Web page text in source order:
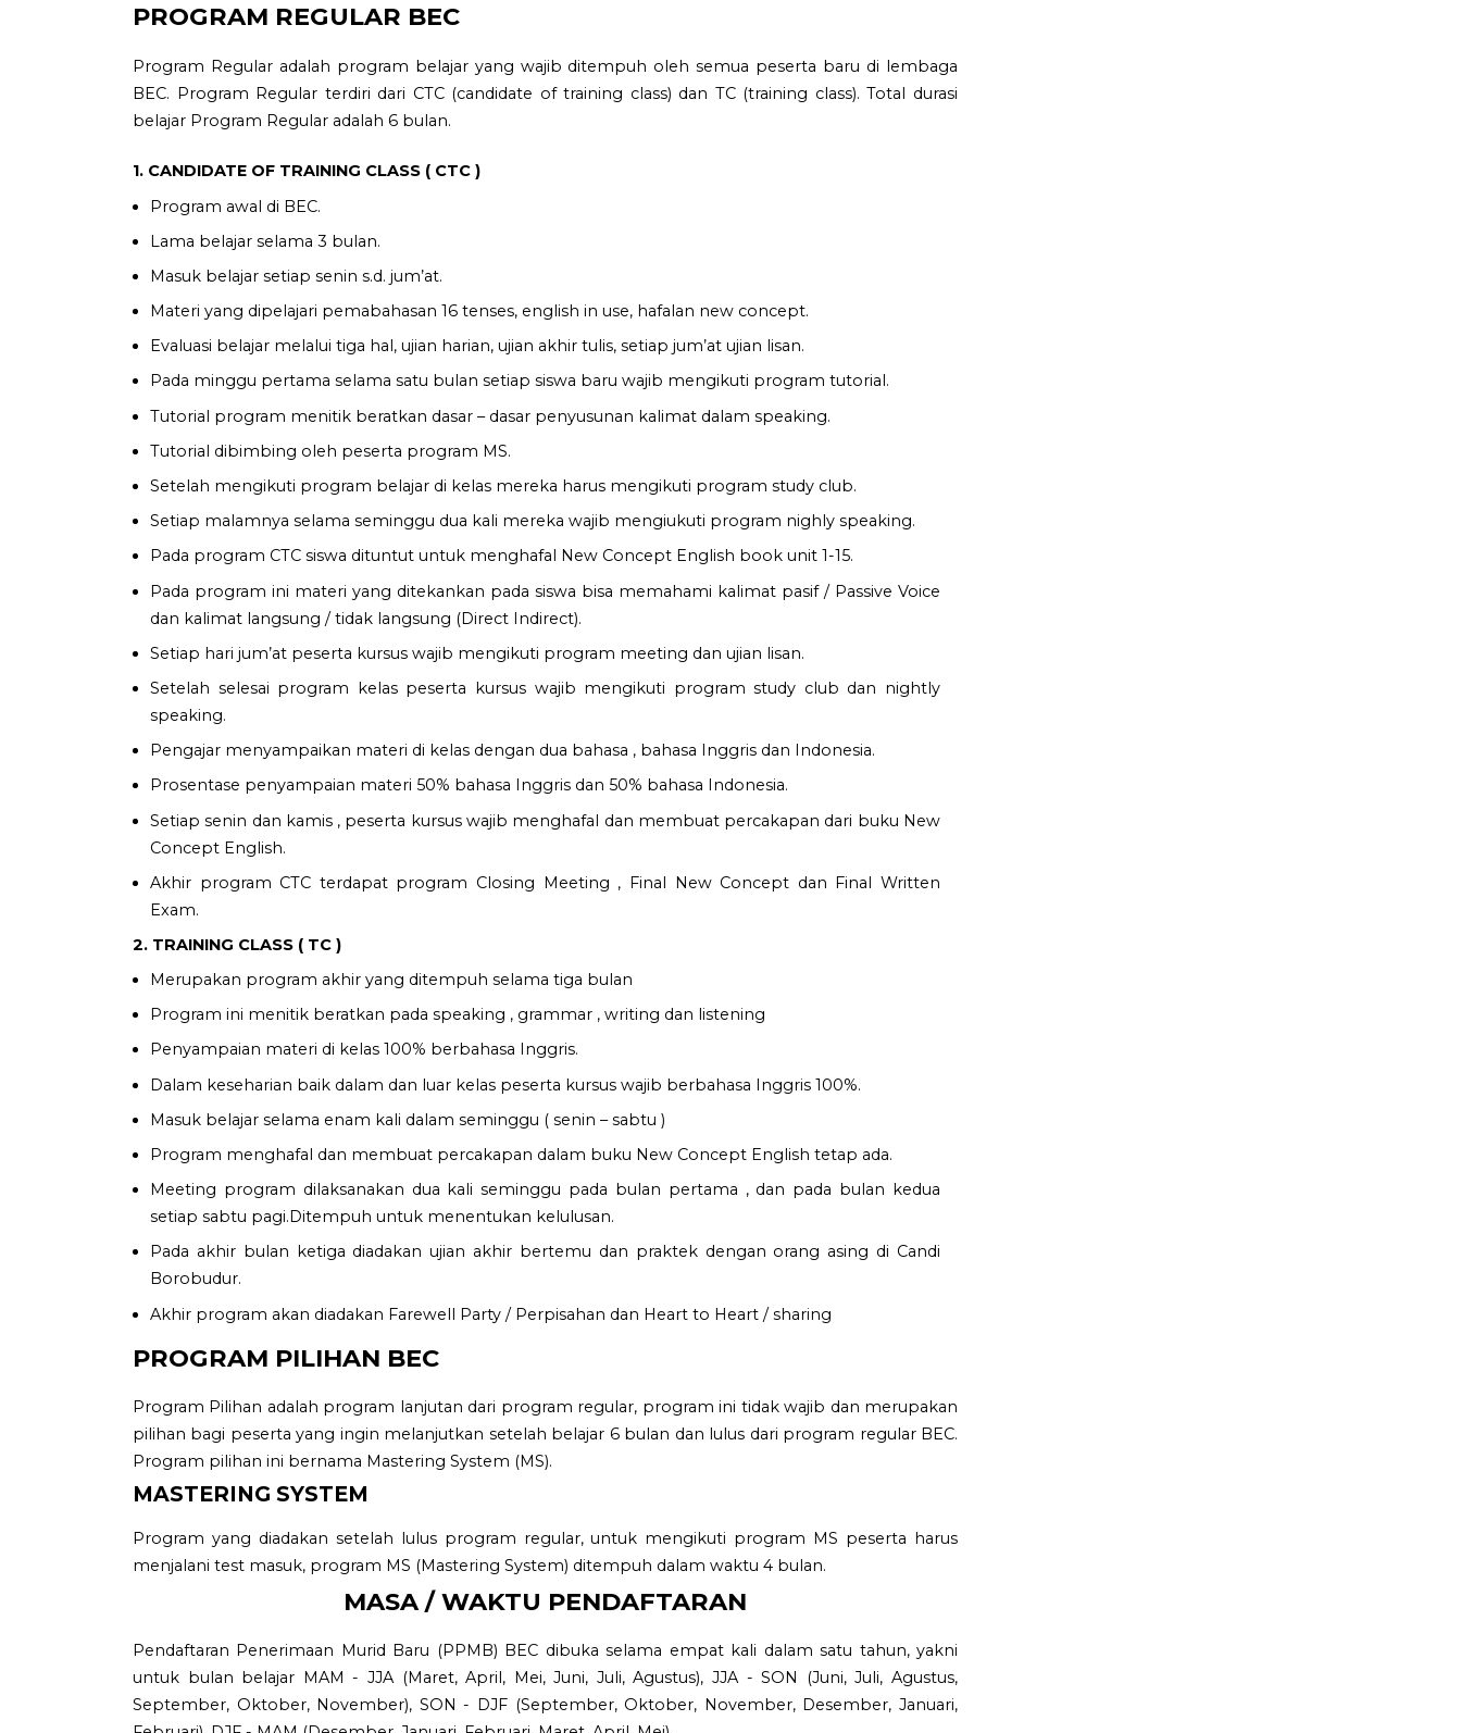
PROGRAM REGULAR BEC
Program Regular adalah program belajar yang wajib ditempuh oleh semua peserta baru di lembaga
BEC. Program Regular terdiri dari CTC (candidate of training class) dan TC (training class). Total durasi
belajar Program Regular adalah 6 bulan.
1. CANDIDATE OF TRAINING CLASS ( CTC )
Program awal di BEC.
Lama belajar selama 3 bulan.
Masuk belajar setiap senin s.d. jum’at.
Materi yang dipelajari pemabahasan 16 tenses, english in use, hafalan new concept.
Evaluasi belajar melalui tiga hal, ujian harian, ujian akhir tulis, setiap jum’at ujian lisan.
Pada minggu pertama selama satu bulan setiap siswa baru wajib mengikuti program tutorial.
Tutorial program menitik beratkan dasar – dasar penyusunan kalimat dalam speaking.
Tutorial dibimbing oleh peserta program MS.
Setelah mengikuti program belajar di kelas mereka harus mengikuti program study club.
Setiap malamnya selama seminggu dua kali mereka wajib mengiukuti program nighly speaking.
Pada program CTC siswa dituntut untuk menghafal New Concept English book unit 1-15.
Pada program ini materi yang ditekankan pada siswa bisa memahami kalimat pasif / Passive Voice
dan kalimat langsung / tidak langsung (Direct Indirect).
Setiap hari jum’at peserta kursus wajib mengikuti program meeting dan ujian lisan.
Setelah selesai program kelas peserta kursus wajib mengikuti program study club dan nightly
speaking.
Pengajar menyampaikan materi di kelas dengan dua bahasa , bahasa Inggris dan Indonesia.
Prosentase penyampaian materi 50% bahasa Inggris dan 50% bahasa Indonesia.
Setiap senin dan kamis , peserta kursus wajib menghafal dan membuat percakapan dari buku New
Concept English.
Akhir program CTC terdapat program Closing Meeting , Final New Concept dan Final Written
Exam.
2. TRAINING CLASS ( TC )
Merupakan program akhir yang ditempuh selama tiga bulan
Program ini menitik beratkan pada speaking , grammar , writing dan listening
Penyampaian materi di kelas 100% berbahasa Inggris.
Dalam keseharian baik dalam dan luar kelas peserta kursus wajib berbahasa Inggris 100%.
Masuk belajar selama enam kali dalam seminggu ( senin – sabtu )
Program menghafal dan membuat percakapan dalam buku New Concept English tetap ada.
Meeting program dilaksanakan dua kali seminggu pada bulan pertama , dan pada bulan kedua
setiap sabtu pagi.Ditempuh untuk menentukan kelulusan.
Pada akhir bulan ketiga diadakan ujian akhir bertemu dan praktek dengan orang asing di Candi
Borobudur.
Akhir program akan diadakan Farewell Party / Perpisahan dan Heart to Heart / sharing
PROGRAM PILIHAN BEC
Program Pilihan adalah program lanjutan dari program regular, program ini tidak wajib dan merupakan
pilihan bagi peserta yang ingin melanjutkan setelah belajar 6 bulan dan lulus dari program regular BEC.
Program pilihan ini bernama Mastering System (MS).
MASTERING SYSTEM
Program yang diadakan setelah lulus program regular, untuk mengikuti program MS peserta harus
menjalani test masuk, program MS (Mastering System) ditempuh dalam waktu 4 bulan.
MASA / WAKTU PENDAFTARAN
Pendaftaran Penerimaan Murid Baru (PPMB) BEC dibuka selama empat kali dalam satu tahun, yakni
untuk bulan belajar MAM - JJA (Maret, April, Mei, Juni, Juli, Agustus), JJA - SON (Juni, Juli, Agustus,
September, Oktober, November), SON - DJF (September, Oktober, November, Desember, Januari,